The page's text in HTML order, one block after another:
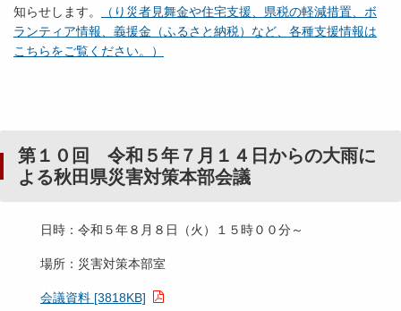
知らせします。
（り災者見舞金や住宅支援、県税の軽減措置、ボ
ランティア情報、義援金（ふるさと納税）など、各種支援情報は
こちらをご覧ください。）
第１０回 令和５年７月１４日からの大雨に
よる秋田県災害対策本部会議
日時：令和５年８月８日（火）１５時００分～
場所：災害対策本部室
会議資料 [3818KB]